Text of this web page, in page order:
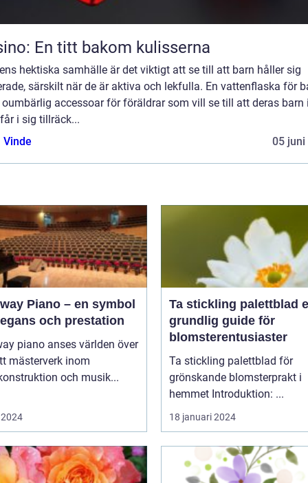
En titt bakom kulisserna
hektiska samhälle är det viktigt att se till att barn håller sig
särskilt när de är aktiva och lekfulla. En vattenflaska för
oumbärlig accessoar för föräldrar som vill se till att deras barn
i sig tillräck...
Vinde
05 juni
Piano – en symbol
och prestation
piano anses världen över
mästerverk inom
och musik...
Ta stickling palettblad en
grundlig guide för
blomsterentusiaster
Ta stickling palettblad för
grönskande blomsterprakt i
hemmet Introduktion: ...
18 januari 2024